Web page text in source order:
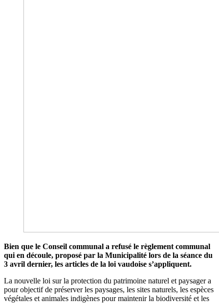
Bien que le Conseil communal a refusé le règlement communal
qui en découle, proposé par la Municipalité lors de la séance du
3 avril dernier, les articles de la loi vaudoise s’appliquent.
La nouvelle loi sur la protection du patrimoine naturel et paysager a
pour objectif de préserver les paysages, les sites naturels, les espèces
végétales et animales indigènes pour maintenir la biodiversité et les